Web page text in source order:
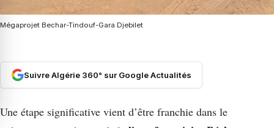
Mégaprojet Bechar-Tindouf-Gara Djebilet
Suivre Algérie 360° sur Google Actualités
Une étape significative vient d’être franchie dans le